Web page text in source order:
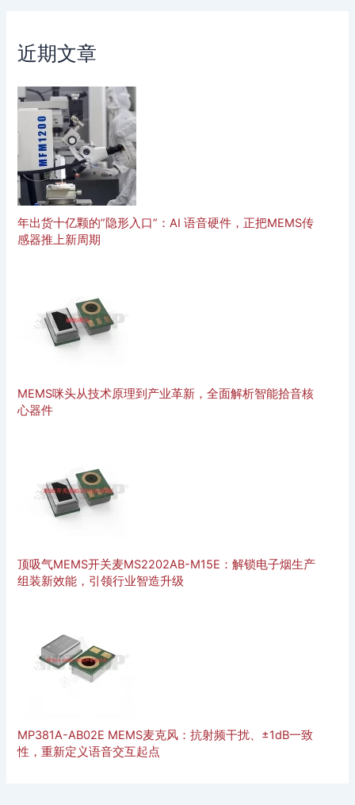
近期文章
年出货十亿颗的”隐形入口”：AI 语音硬件，正把MEMS传
感器推上新周期
MEMS咪头从技术原理到产业革新，全面解析智能拾音核
心器件
顶吸气MEMS开关麦MS2202AB-M15E：解锁电子烟生产
组装新效能，引领行业智造升级
MP381A-AB02E MEMS麦克风：抗射频干扰、±1dB一致
性，重新定义语音交互起点